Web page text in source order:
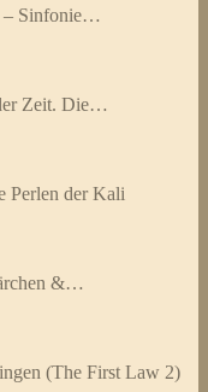
– Sinfonie…
Zeit. Die…
Perlen der Kali
&…
(The First Law 2)